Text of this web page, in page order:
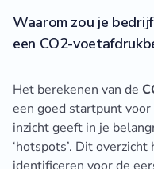
Waarom zou je
een CO2-
Het berekenen van de
een goed startpunt
inzicht geeft in je
‘hotspots’. Dit